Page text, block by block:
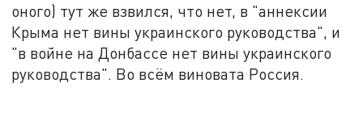
оного) тут же взвился, что нет, в "аннексии
Крыма нет вины украинского руководства", и
"в войне на Донбассе нет вины украинского
руководства". Во всём виновата Россия.